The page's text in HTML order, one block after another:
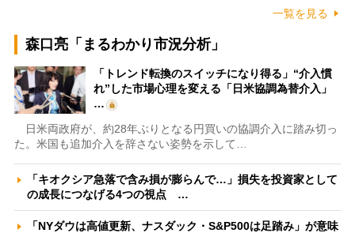
一覧を見る
森口亮「まるわかり市況分析」
「トレンド転換のスイッチになり得る」“介入慣
れ”した市場心理を変える「日米協調為替介入」
…
日米両政府が、約28年ぶりとなる円買いの協調介入に踏み切っ
た。米国も追加介入を辞さない姿勢を示して…
「キオクシア急落で含み損が膨らんで…」損失を投資家として
の成長につなげる4つの視点 …
「NYダウは高値更新、ナスダック・S&P500は足踏み」が意味